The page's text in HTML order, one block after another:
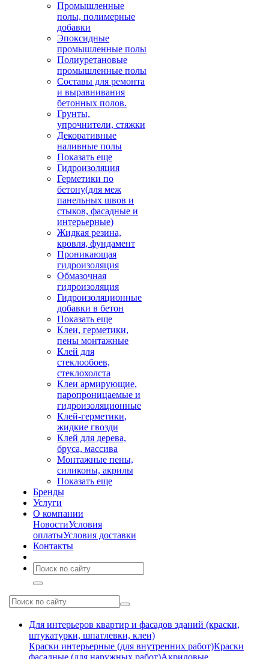
Промышленные
полы, полимерные
добавки
Эпоксидные
промышленные полы
Полиуретановые
промышленные полы
Составы для ремонта
и выравнивания
бетонных полов.
Грунты,
упрочнители, стяжки
Декоративные
наливные полы
Показать еще
Гидроизоляция
Герметики по
бетону(для меж
панельных швов и
стыков, фасадные и
интерьерные)
Жидкая резина,
кровля, фундамент
Проникающая
гидроизоляция
Обмазочная
гидроизоляция
Гидроизоляционные
добавки в бетон
Показать еще
Клеи, герметики,
пены монтажные
Клей для
стеклообоев,
стеклохолста
Клеи армирующие,
паропроницаемые и
гидроизоляционные
Клей-герметики,
жидкие гвозди
Клей для дерева,
бруса, массива
Монтажные пены,
силиконы, акрилы
Показать еще
Бренды
Услуги
О компании
НовостиУсловия
оплатыУсловия доставки
Контакты
Для интерьеров квартир и фасадов зданий (краски,
штукатурки, шпатлевки, клеи)
Краски интерьерные (для внутренних работ)Краски
фасадные (для наружных работ)Акриловые